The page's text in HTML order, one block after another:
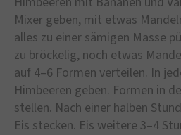
Mixer geben, mit etwas
alles zu einer sämigen Masse
zu bröckelig, noch etwas
auf 4–6 Formen verteilen. In
Himbeeren geben. Formen in
stellen. Nach einer halben
Eis stecken. Eis weitere 3–4